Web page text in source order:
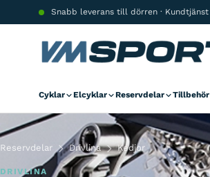
Hoppa till innehållSnabb leverans till dörren · Kundtjänst
Cyklar Elcyklar Reservdelar Tillbehör
Reservdelar Drivlina Kedjor
DRIVLINA